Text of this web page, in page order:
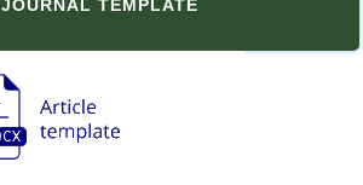
JOURNAL TEMPLATE